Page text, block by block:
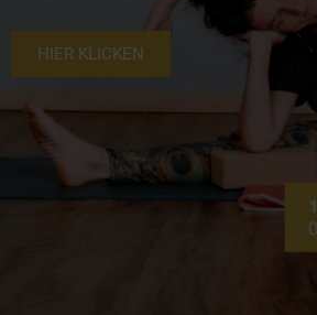
HIER KLICKEN